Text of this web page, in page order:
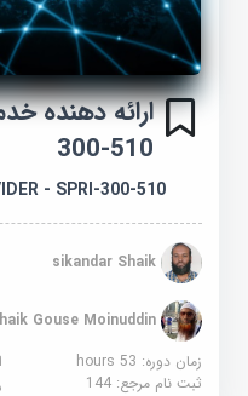
300-510
- SPRI-300-510
sikandar Shaik
Shaik Gouse Moinuddin
زمان دوره: 53 hours
ثبت نام مرجع:144